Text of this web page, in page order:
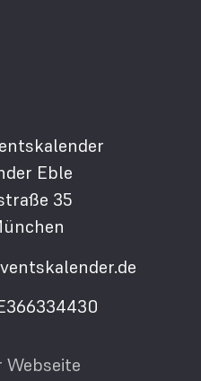
Eble
35
Webseite